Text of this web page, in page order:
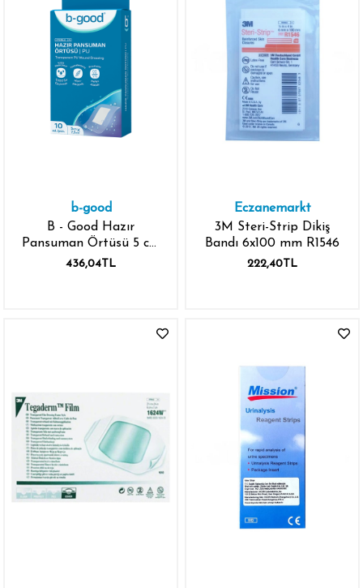
b-good
B - Good Hazır
Pansuman Örtüsü 5 cm
x 7.5 cm 10 Adet
436,04TL
Eczanemarkt
3M Steri-Strip Dikiş
Bandı 6x100 mm R1546
222,40TL